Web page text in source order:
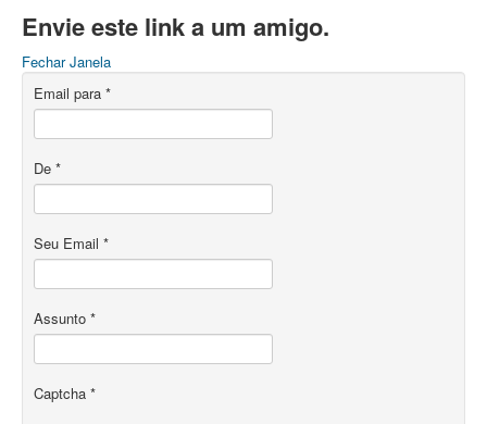
Envie este link a um amigo.
Fechar Janela
Email para *
De *
Seu Email *
Assunto *
Captcha *